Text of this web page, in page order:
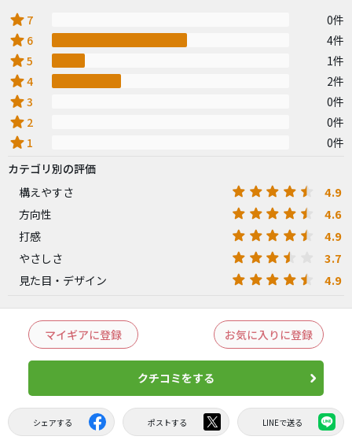
star 7 0件
star 6 4件
star5 1件
star4 2件
star3 0件
star 2 0件
star 1
0件
カテゴリ別の評価
構えやすさ
4.9
方向性 4.6
打感 4.9
やさしさ 3.7
見た目・デザイン 4.9
マイギアに登録 お気に入りに登録
クチコミをする
シェアする ポストする LINEで送る